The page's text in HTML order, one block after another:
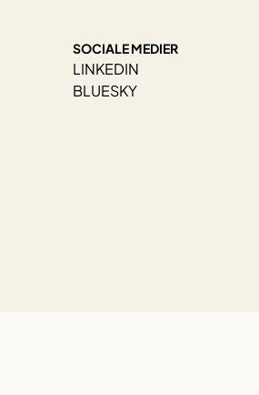
SOCIALE MEDIER
LINKEDIN
BLUESKY